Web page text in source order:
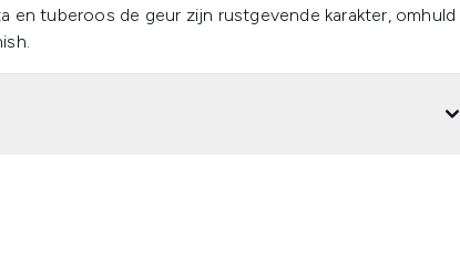
en tuberoos de geur zijn rustgevende karakter, omhuld